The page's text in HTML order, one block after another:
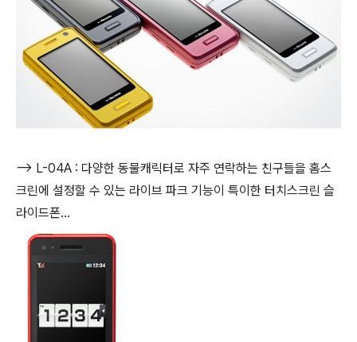
--> L-04A : 다양한 동물캐릭터로 자주 연락하는 친구들을 홈스
크린에 설정할 수 있는 라이브 파크 기능이 특이한 터치스크린 슬
라이드폰...